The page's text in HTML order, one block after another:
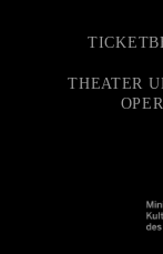
THEATER